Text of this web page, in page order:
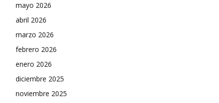
mayo 2026
abril 2026
marzo 2026
febrero 2026
enero 2026
diciembre 2025
noviembre 2025